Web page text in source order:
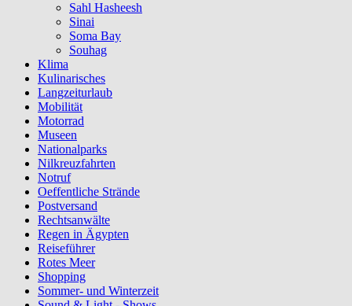
Sahl Hasheesh
Sinai
Soma Bay
Souhag
Klima
Kulinarisches
Langzeiturlaub
Mobilität
Motorrad
Museen
Nationalparks
Nilkreuzfahrten
Notruf
Oeffentliche Strände
Postversand
Rechtsanwälte
Regen in Ägypten
Reiseführer
Rotes Meer
Shopping
Sommer- und Winterzeit